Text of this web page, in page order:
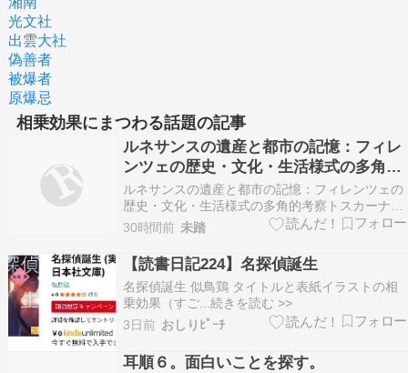
光文社
出雲大社
偽善者
被爆者
原爆忌
相乗効果にまつわる話題の記事
ルネサンスの遺産と都市の記憶：フィレ
ンツェの歴史・文化・生活様式の多角的
考察
ルネサンスの遺産と都市の記憶：フィレンツェの
歴史・文化・生活様式の多角的考察トスカーナ州
の州都フィレンツェは、単なる歴史的建造物の集
積地にとどまらず、ルネサンス期から育まれてき
た高度な政治、経済、芸術、そして食文化が一体
となって脈動する都市構造を有している。フィレ
ンツェの文化的ア…
30時間前 未踏
【読書日記224】名探偵誕生
名探偵誕生 似鳥鶏 タイトルと表紙イラストの相
乗効果（すご...続きを読む >>
3日前 おしりﾋﾟｰﾁ
耳順６。面白いことを探す。